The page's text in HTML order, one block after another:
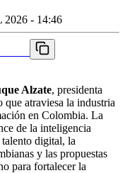
2026 - 14:46
Alzate, presidenta
que atraviesa la industria
en Colombia. La
de la inteligencia
digital, la
y las propuestas
para fortalecer la